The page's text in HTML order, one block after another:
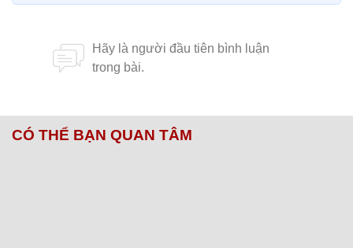
CÓ THỂ BẠN QUAN TÂM